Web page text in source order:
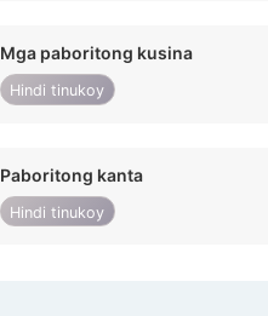
Mga paboritong kusina
Hindi tinukoy
Paboritong kanta
Hindi tinukoy